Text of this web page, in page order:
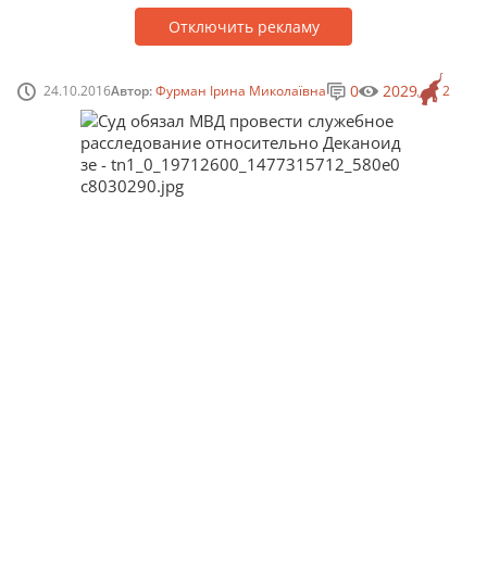
Отключить рекламу
24.10.2016Автор:Фурман Ірина Миколаївна 2
0 2029